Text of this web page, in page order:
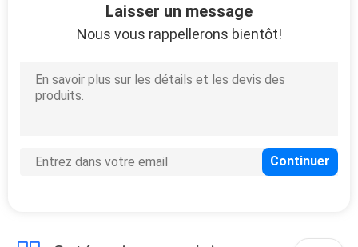
Laisser un message
Nous vous rappellerons bientôt!